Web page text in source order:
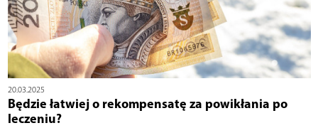
20.03.2025
Będzie łatwiej o rekompensatę za powikłania po
leczeniu?